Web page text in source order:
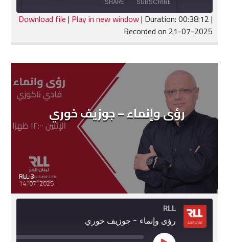
Seconds
seconds
SUBSCRIBE
SHARE
RSS FEED
SHARE
EMBED
Download file| Play in new window| Duration: 00:38:12|
Recorded on 21-07-2025
رؤى وإنماء – جوزيف خوري
RLL 3
14-07-2025
RLL
رؤى وإنماء - جوزيف خوري